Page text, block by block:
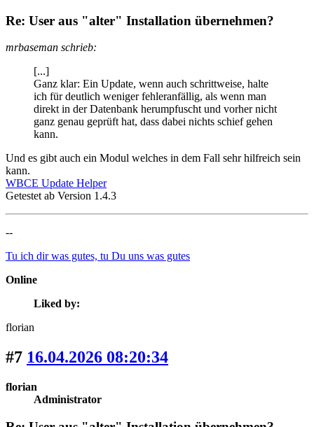
Re: User aus "alter" Installation übernehmen?
mrbaseman schrieb:
[...]
Ganz klar: Ein Update, wenn auch schrittweise, halte
ich für deutlich weniger fehleranfällig, als wenn man
direkt in der Datenbank herumpfuscht und vorher nicht
ganz genau geprüft hat, dass dabei nichts schief gehen
kann.
Und es gibt auch ein Modul welches in dem Fall sehr hilfreich sein
kann.
WBCE Update Helper
Getestet ab Version 1.4.3
--
Tu ich dir was gutes, tu Du uns was gutes
Online
Liked by:
florian
#7 16.04.2026 08:20:34
florian
Administrator